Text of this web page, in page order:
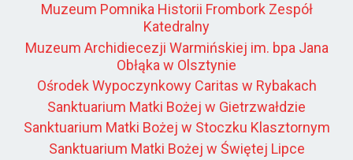
Muzeum Pomnika Historii Frombork Zespół
Katedralny
Muzeum Archidiecezji Warmińskiej im. bpa Jana
Obłąka w Olsztynie
Ośrodek Wypoczynkowy Caritas w Rybakach
Sanktuarium Matki Bożej w Gietrzwałdzie
Sanktuarium Matki Bożej w Stoczku Klasztornym
Sanktuarium Matki Bożej w Świętej Lipce